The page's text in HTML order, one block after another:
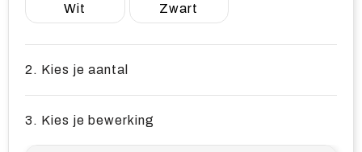
Wit Zwart
2. Kies je aantal
3. Kies je bewerking